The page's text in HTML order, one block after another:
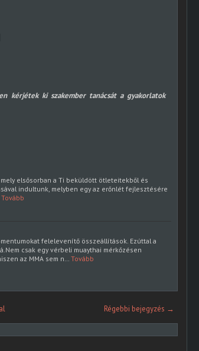
kérjétek ki szakember tanácsát a gyakorlatok
elsősorban a Ti beküldött ötleteitekből és
indultunk, melyben egy az erőnlét fejlesztésére
Tovább
felelevenítő összeállítások. Ezúttal a
csak egy vérbeli muaythai mérkőzésen
az MMA sem n…
Tovább
Régebbi bejegyzés →